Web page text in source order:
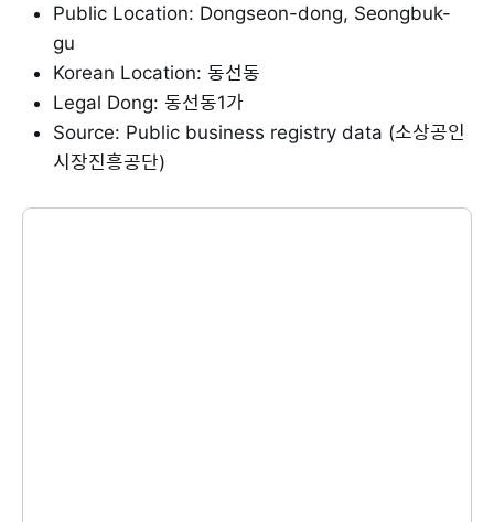
Public Location: Dongseon-dong, Seongbuk-
gu
Korean Location: 동선동
Legal Dong: 동선동1가
Source: Public business registry data (소상공인
시장진흥공단)